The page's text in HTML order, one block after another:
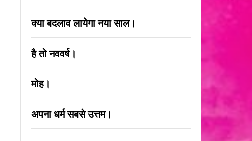
क्या बदलाव लायेगा नया साल।
है तो नववर्ष।
मोह।
अपना धर्म सबसे उत्तम।